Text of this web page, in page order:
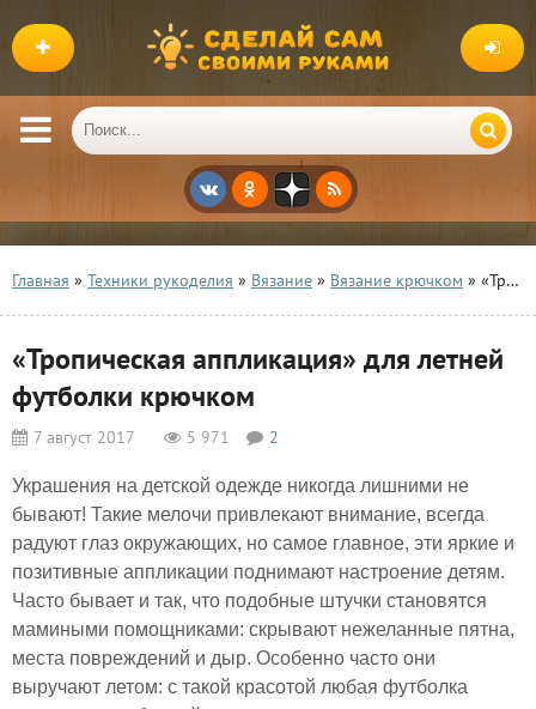
Главная » Техники рукоделия » Вязание » Вязание крючком » «Тропическая аппликация» для летней футболки крючком
«Тропическая аппликация» для летней
футболки крючком
7 август 2017 5 971 2
Украшения на детской одежде никогда лишними не
бывают! Такие мелочи привлекают внимание, всегда
радуют глаз окружающих, но самое главное, эти яркие и
позитивные аппликации поднимают настроение детям.
Часто бывает и так, что подобные штучки становятся
мамиными помощниками: скрывают нежеланные пятна,
места повреждений и дыр. Особенно часто они
выручают летом: с такой красотой любая футболка